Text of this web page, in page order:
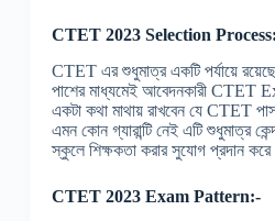
CTET 2023 Selection
CTET এর শুধুমাত্র একটি পর্যায়ে
পাশের মাধ্যমেই আবেদনকারী CTET
একটা কথা মাথায় রাখবেন যে CTET
এমন কোন গ্যারান্টি নেই এটি শুধুমাত্র
স্কুলে শিক্ষকতা করার সুযোগ প্রদান
CTET 2023 Exam Pattern:-